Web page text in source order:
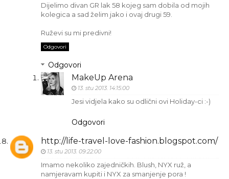
Dijelimo divan GR lak 58 kojeg sam dobila od mojih
kolegica a sad želim jako i ovaj drugi 59.
Ruževi su mi predivni!
Odgovori
Odgovori
MakeUp Arena
13. stu 2013. 14:15:00
Jesi vidjela kako su odlični ovi Holiday-ci :-)
Odgovori
http://life-travel-love-fashion.blogspot.com/
13. stu 2013. 09:22:00
Imamo nekoliko zajedničkih. Blush, NYX ruž, a
namjeravam kupiti i NYX za smanjenje pora !